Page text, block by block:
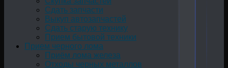
Сдать запчасти
Выкуп автозапчастей
Сдать старую технику
Прием бытовой техники
Прием черного лома
Приём лома железа
Отходы черных металлов